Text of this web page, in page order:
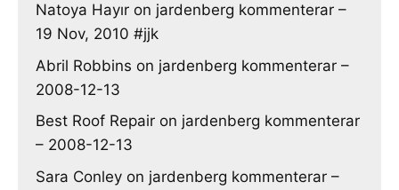
Natoya Hayır on jardenberg kommenterar –
19 Nov, 2010 #jjk
Abril Robbins on jardenberg kommenterar –
2008-12-13
Best Roof Repair on jardenberg kommenterar
– 2008-12-13
Sara Conley on jardenberg kommenterar –